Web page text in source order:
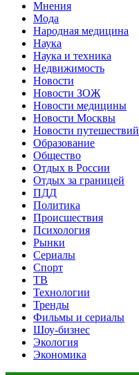
Мнения
Мода
Народная медицина
Наука
Наука и техника
Недвижимость
Новости
Новости ЗОЖ
Новости медицины
Новости Москвы
Новости путешествий
Образование
Общество
Отдых в России
Отдых за границей
ПДД
Политика
Происшествия
Психология
Рынки
Сериалы
Спорт
ТВ
Технологии
Тренды
Фильмы и сериалы
Шоу-бизнес
Экология
Экономика